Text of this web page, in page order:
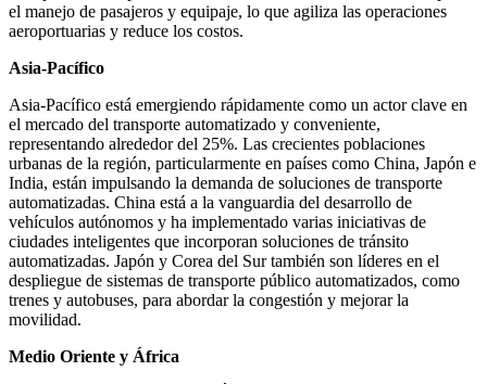
el manejo de pasajeros y equipaje, lo que agiliza las operaciones
aeroportuarias y reduce los costos.
Asia-Pacífico
Asia-Pacífico está emergiendo rápidamente como un actor clave en
el mercado del transporte automatizado y conveniente,
representando alrededor del 25%. Las crecientes poblaciones
urbanas de la región, particularmente en países como China, Japón e
India, están impulsando la demanda de soluciones de transporte
automatizadas. China está a la vanguardia del desarrollo de
vehículos autónomos y ha implementado varias iniciativas de
ciudades inteligentes que incorporan soluciones de tránsito
automatizadas. Japón y Corea del Sur también son líderes en el
despliegue de sistemas de transporte público automatizados, como
trenes y autobuses, para abordar la congestión y mejorar la
movilidad.
Medio Oriente y África